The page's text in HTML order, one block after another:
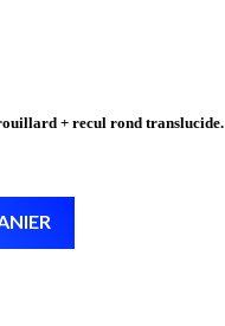
+ recul rond translucide.